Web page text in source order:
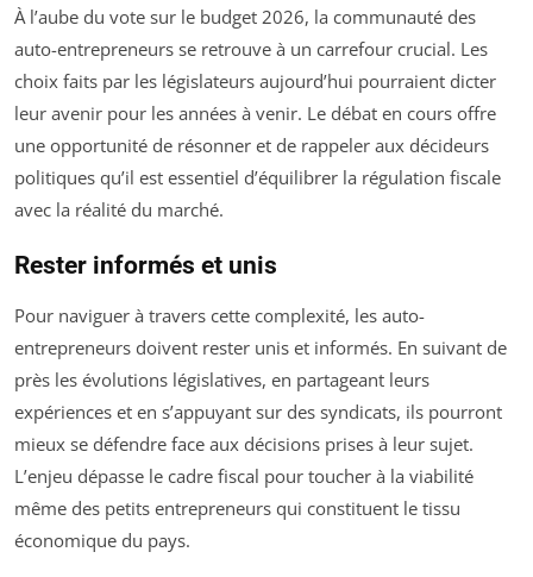
À l’aube du vote sur le budget 2026, la communauté des
auto-entrepreneurs se retrouve à un carrefour crucial. Les
choix faits par les législateurs aujourd’hui pourraient dicter
leur avenir pour les années à venir. Le débat en cours offre
une opportunité de résonner et de rappeler aux décideurs
politiques qu’il est essentiel d’équilibrer la régulation fiscale
avec la réalité du marché.
Rester informés et unis
Pour naviguer à travers cette complexité, les auto-
entrepreneurs doivent rester unis et informés. En suivant de
près les évolutions législatives, en partageant leurs
expériences et en s’appuyant sur des syndicats, ils pourront
mieux se défendre face aux décisions prises à leur sujet.
L’enjeu dépasse le cadre fiscal pour toucher à la viabilité
même des petits entrepreneurs qui constituent le tissu
économique du pays.